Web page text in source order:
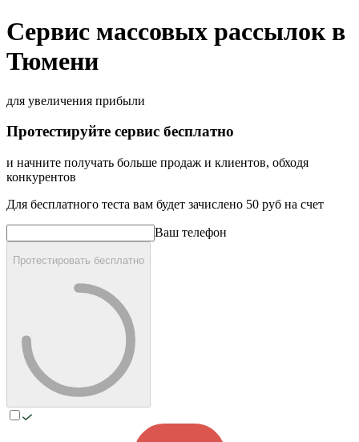
Сервис массовых рассылок в
Тюмени
для увеличения прибыли
Протестируйте сервис бесплатно
и начните получать больше продаж и клиентов, обходя
конкурентов
Для бесплатного теста вам будет зачислено 50 руб на счет
Ваш телефон
Протестировать бесплатно